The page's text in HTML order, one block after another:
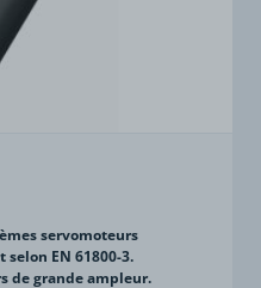
servomoteurs
selon EN 61800-3.
de grande ampleur.